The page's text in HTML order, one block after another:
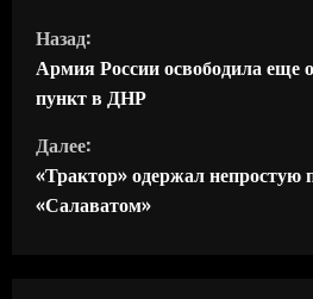
П
р
о
д
о
Назад:
Армия России освободила еще
пункт в ДНР
Далее:
«Трактор» одержал непростую
«Салаватом»